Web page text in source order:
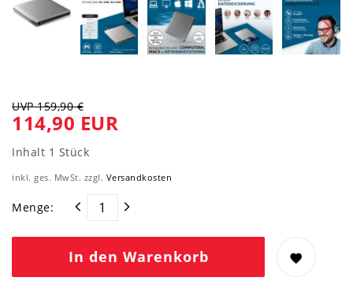
UVP 159,90 €
114,90 EUR
Inhalt 1 Stück
inkl. ges. MwSt. zzgl. Versandkosten
Menge:
In den Warenkorb